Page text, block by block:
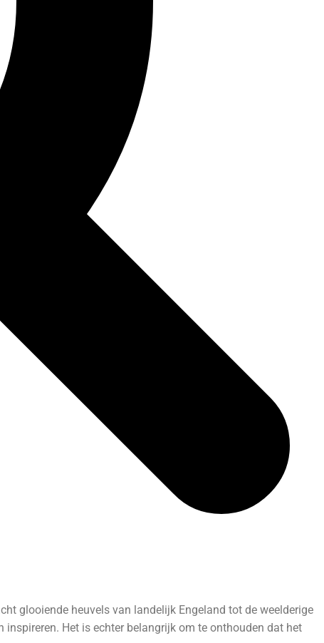
glooiende heuvels van landelijk Engeland tot de weelderige
Het is echter belangrijk om te onthouden dat het